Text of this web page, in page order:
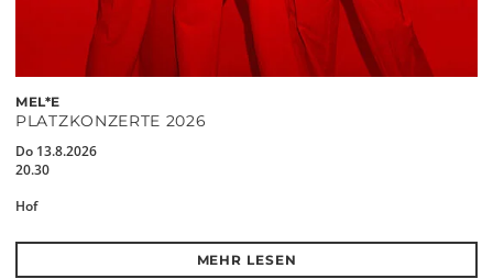
MEL*E
PLATZKONZERTE 2026
Do 13.8.2026
20.30
Hof
MEHR LESEN